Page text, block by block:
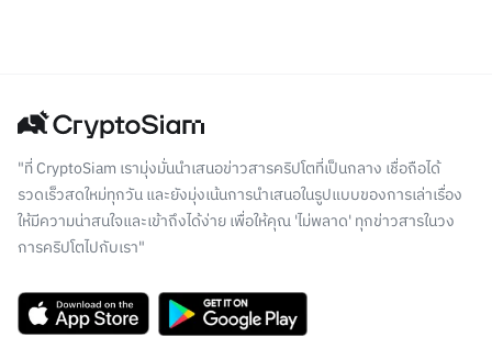
"ที่ CryptoSiam เรามุ่งมั่นนำเสนอข่าวสารคริปโตที่เป็นกลาง เชื่อถือได้
รวดเร็วสดใหม่ทุกวัน และยังมุ่งเน้นการนำเสนอในรูปแบบของการเล่าเรื่อง
ให้มีความน่าสนใจและเข้าถึงได้ง่าย เพื่อให้คุณ 'ไม่พลาด' ทุกข่าวสารในวง
การคริปโตไปกับเรา"